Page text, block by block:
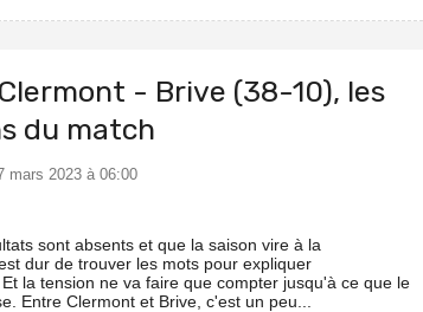
- Brive (38-10), les
du match
mars 2023 à 06:00
sont absents et que la saison vire à la
dur de trouver les mots pour expliquer
la tension ne va faire que compter jusqu'à ce que le
Entre Clermont et Brive, c'est un peu...